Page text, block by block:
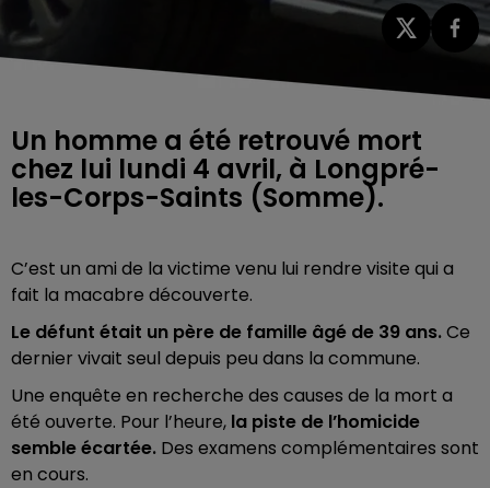
Un homme a été retrouvé mort
chez lui lundi 4 avril, à Longpré-
C’est un ami de la victime venu lui rendre visite qui a
fait la macabre découverte.
Le défunt était un père de famille âgé de 39 ans.Ce
dernier vivait seul depuis peu dans la commune.
Une enquête en recherche des causes de la mort a
été ouverte. Pour l’heure, la piste de l’homicide
semble écartée. Des examens complémentaires sont
en cours.